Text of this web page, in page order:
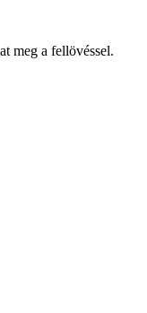
meg a fellövéssel.